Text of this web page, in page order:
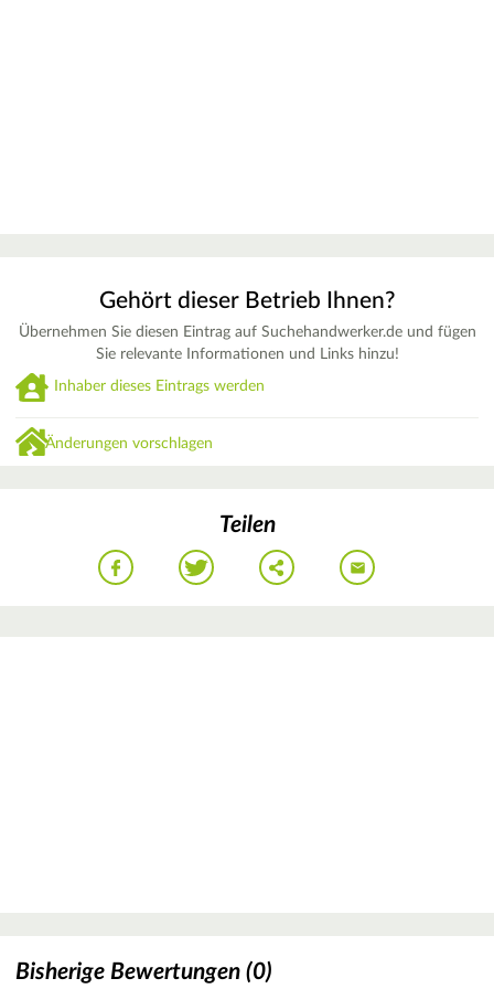
Gehört dieser Betrieb Ihnen?
Übernehmen Sie diesen Eintrag auf Suchehandwerker.de und fügen
Sie relevante Informationen und Links hinzu!
Inhaber dieses Eintrags werden
Änderungen vorschlagen
Teilen
Bisherige Bewertungen (0)